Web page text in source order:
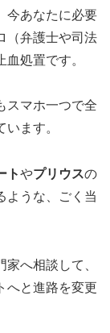
今あなたに必要
（弁護士や司法
処置です。
スマホ一つで全
ます。
トやプリウスの
ような、ごく当
へ相談して、
へと進路を変更